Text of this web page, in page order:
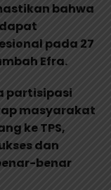
bahwa
pada 27
Efra.
partisipasi
masyarakat
ke TPS,
dan
benar